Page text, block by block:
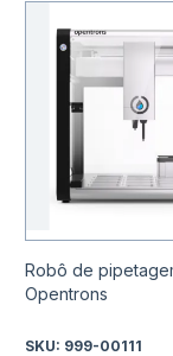
Robô de
Opentrons
SKU: 999-00111